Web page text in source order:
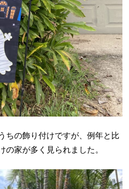
ちの飾り付けですが、例年と比
の家が多く見られました。